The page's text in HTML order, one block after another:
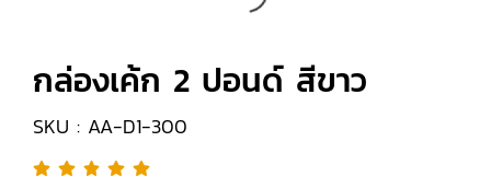
กล่องเค้ก 2 ปอนด์ สีขาว
SKU : AA-D1-300